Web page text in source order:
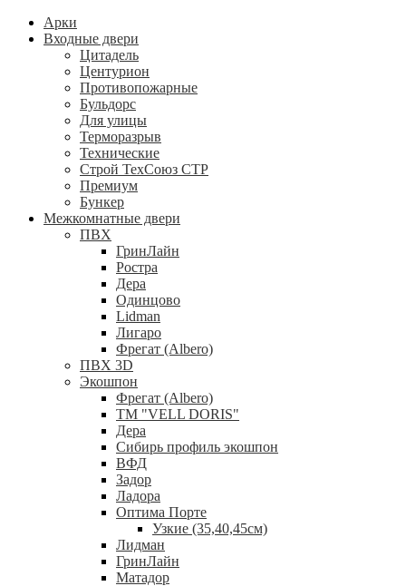
Арки
Входные двери
Цитадель
Центурион
Противопожарные
Бульдорс
Для улицы
Терморазрыв
Технические
Строй ТехСоюз СТР
Премиум
Бункер
Межкомнатные двери
ПВХ
ГринЛайн
Ростра
Дера
Одинцово
Lidman
Лигаро
Фрегат (Albero)
ПВХ 3D
Экошпон
Фрегат (Albero)
ТМ "VELL DORIS"
Дера
Сибирь профиль экошпон
ВФД
Задор
Ладора
Оптима Порте
Узкие (35,40,45см)
Лидман
ГринЛайн
Матадор